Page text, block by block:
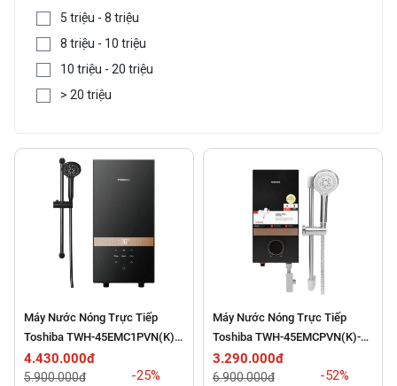
5 triệu - 8 triệu
8 triệu - 10 triệu
10 triệu - 20 triệu
> 20 triệu
Máy Nước Nóng Trực Tiếp
Toshiba TWH-45EMC1PVN(K)-
KB
4.430.000đ
5.900.000đ -25%
Máy Nước Nóng Trực Tiếp
Toshiba TWH-45EMCPVN(K)-
CB
3.290.000đ
6.900.000đ -52%